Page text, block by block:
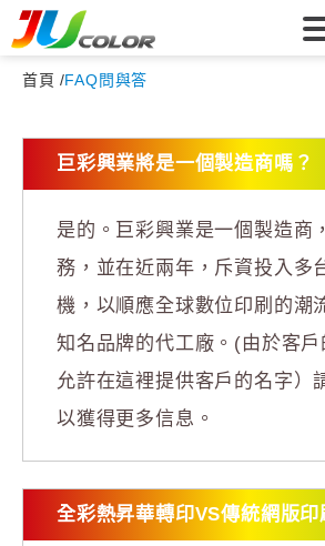
首頁 FAQ問與答
巨彩興業將是一個製造商嗎？
是的。巨彩興業是一個製造商
務，並在近兩年，斥資投入多
機，以順應全球數位印刷的潮
知名品牌的代工廠。(由於客
允許在這裡提供客戶的名字）
以獲得更多信息。
全彩熱昇華轉印VS傳統網版印